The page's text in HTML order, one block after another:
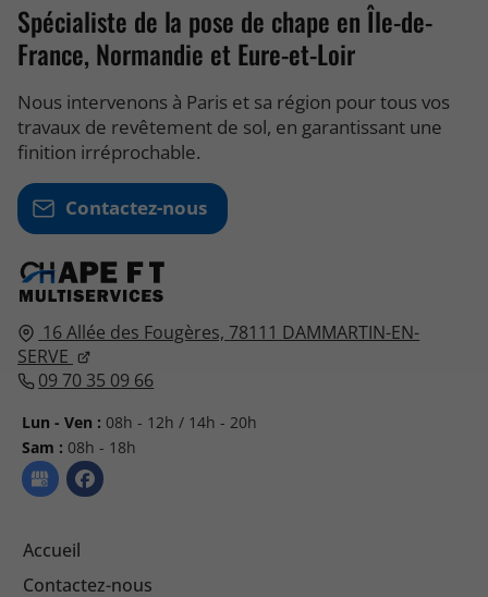
16 Allée des Fougères, 78111 DAMMARTIN-EN-
SERVE
09 70 35 09 66
Lun - Ven : 08h - 12h / 14h - 20h
Sam : 08h - 18h
Accueil
Contactez-nous
Spécialiste de la pose de chape en Île-de-
France, Normandie et Eure-et-Loir
Nous intervenons à Paris et sa région pour tous vos
travaux de revêtement de sol, en garantissant une
finition irréprochable.
Contactez-nous